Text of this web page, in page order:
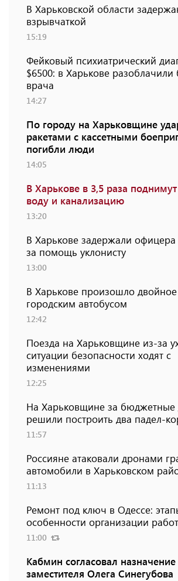
В Харьковской области
взрывчаткой
15:19
Фейковый психиатрический
$6500: в Харькове
врача
14:27
По городу на Харьковщине
ракетами с кассетными
погибли люди
14:05
В Харькове в 3,5 раза
воду и канализацию
13:20
В Харькове задержали
за помощь уклонисту
13:00
В Харькове произошло
городским автобусом
12:42
Поезда на Харьковщине из-за
ситуации безопасности ходят с
изменениями
12:25
На Харьковщине за бюджетные
решили построить два падел-
11:57
Россияне атаковали дронами
автомобили в Харьковском
11:13
Ремонт под ключ в Одессе:
особенности организации
11:00
Кабмин согласовал
заместителя Олега Синегубова